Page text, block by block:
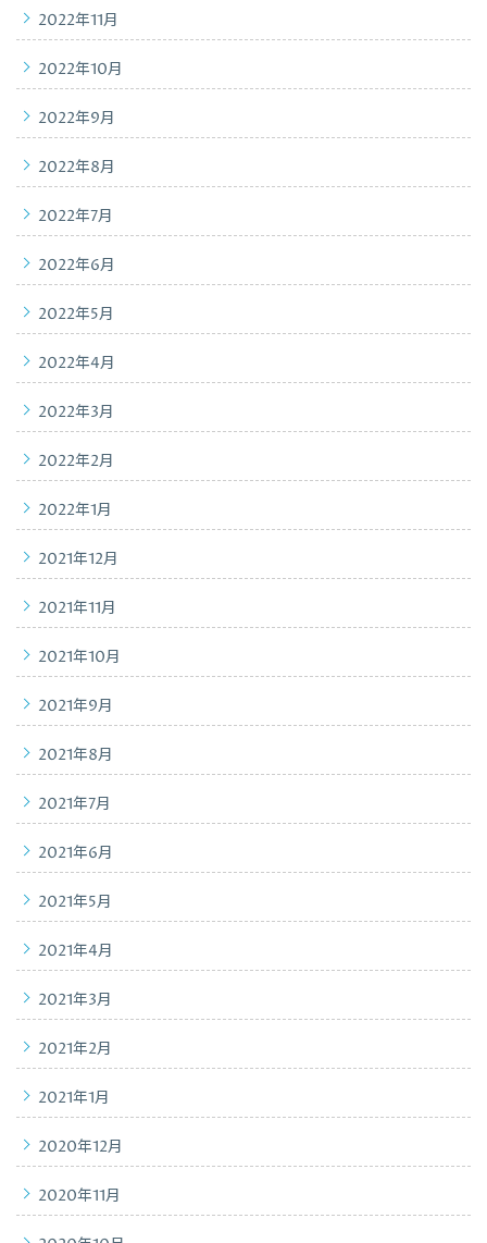
2022年11月
2022年10月
2022年9月
2022年8月
2022年7月
2022年6月
2022年5月
2022年4月
2022年3月
2022年2月
2022年1月
2021年12月
2021年11月
2021年10月
2021年9月
2021年8月
2021年7月
2021年6月
2021年5月
2021年4月
2021年3月
2021年2月
2021年1月
2020年12月
2020年11月